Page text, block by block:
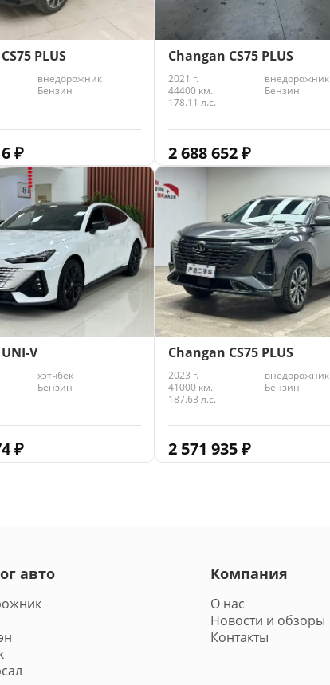
PLUS
внедорожник
Бензин
₽
Changan CS75 PLUS
2021 г.
внедорожник
44400 км.
Бензин
178.11 л.с.
2 688 652₽
V
хэтчбек
Бензин
₽
Changan CS75 PLUS
2023 г.
внедорожник
41000 км.
Бензин
187.63 л.с.
2 571 935₽
авто Компания
О нас
Новости и обзоры
Контакты